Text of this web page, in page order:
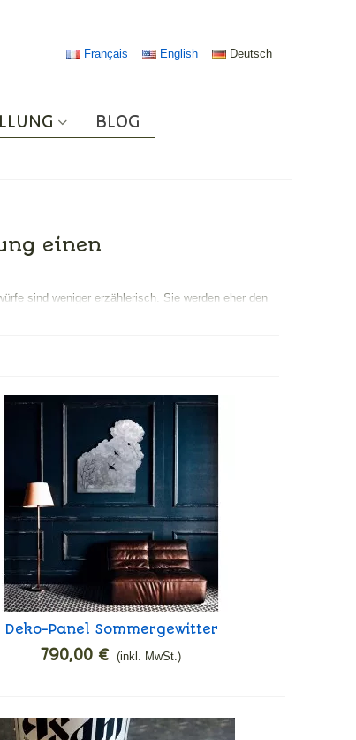
Français English Deutsch
BLOG
einen
sind weniger erzählerisch. Sie werden eher den
In den Warenkorb
Deko-Panel Sommergewitter
790,00 € (inkl. MwSt.)